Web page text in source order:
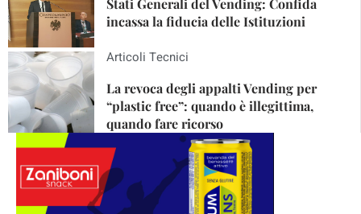
Stati Generali del Vending: Confida
incassa la fiducia delle Istituzioni
Articoli Tecnici
La revoca degli appalti Vending per
“plastic free”: quando è illegittima,
quando fare ricorso